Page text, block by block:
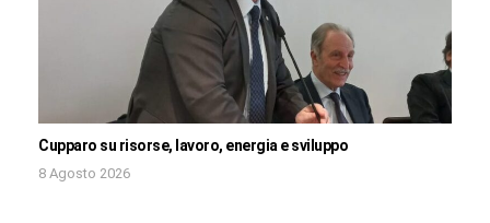
Cupparo su risorse, lavoro, energia e sviluppo
8 Agosto 2026